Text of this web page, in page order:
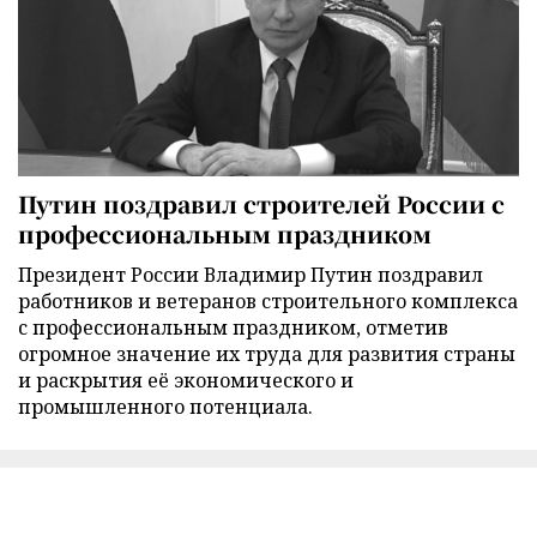
Путин поздравил строителей России с
профессиональным праздником
Президент России Владимир Путин поздравил
работников и ветеранов строительного комплекса
с профессиональным праздником, отметив
огромное значение их труда для развития страны
и раскрытия её экономического и
промышленного потенциала.